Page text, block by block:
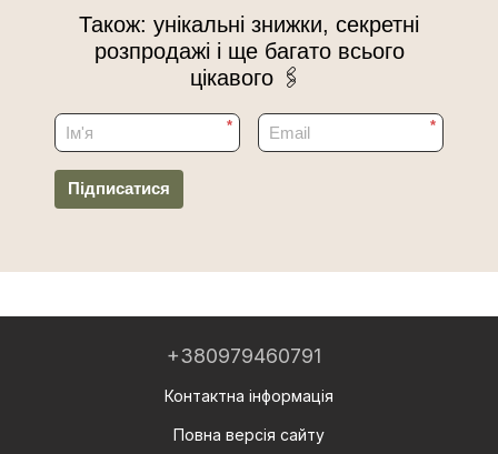
Також: унікальні знижки, секретні
розпродажі і ще багато всього
цікавого 🖇
* *
Підписатися
+380979460791
Контактна інформація
Повна версія сайту